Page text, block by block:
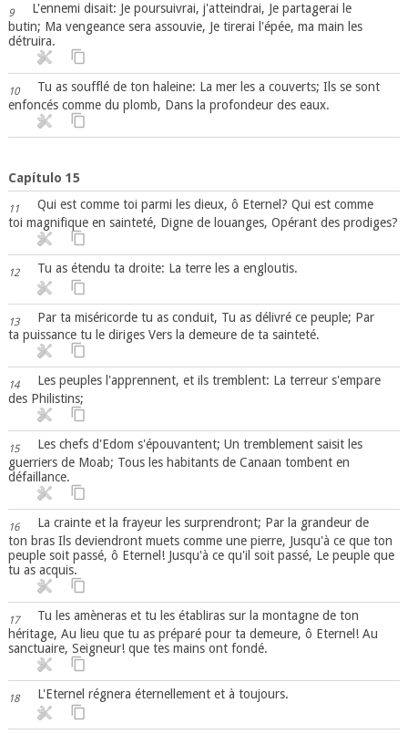
9
L'ennemi disait: Je poursuivrai, j'atteindrai, Je partagerai le
butin; Ma vengeance sera assouvie, Je tirerai l'épée, ma main les
détruira.
10
Tu as soufflé de ton haleine: La mer les a couverts; Ils se sont
enfoncés comme du plomb, Dans la profondeur des eaux.
Capítulo 15
11
Qui est comme toi parmi les dieux, ô Eternel? Qui est comme
toi magnifique en sainteté, Digne de louanges, Opérant des prodiges?
12 Tu as étendu ta droite: La terre les a engloutis.
13
Par ta miséricorde tu as conduit, Tu as délivré ce peuple; Par
ta puissance tu le diriges Vers la demeure de ta sainteté.
14
Les peuples l'apprennent, et ils tremblent: La terreur s'empare
des Philistins;
15
Les chefs d'Edom s'épouvantent; Un tremblement saisit les
guerriers de Moab; Tous les habitants de Canaan tombent en
défaillance.
16
La crainte et la frayeur les surprendront; Par la grandeur de
ton bras Ils deviendront muets comme une pierre, Jusqu'à ce que ton
peuple soit passé, ô Eternel! Jusqu'à ce qu'il soit passé, Le peuple que
tu as acquis.
17
Tu les amèneras et tu les établiras sur la montagne de ton
héritage, Au lieu que tu as préparé pour ta demeure, ô Eternel! Au
sanctuaire, Seigneur! que tes mains ont fondé.
18 L'Eternel régnera éternellement et à toujours.